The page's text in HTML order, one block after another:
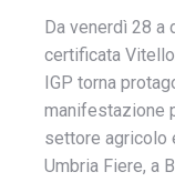
Da venerdì 28 a
certificata
IGP torna
manifestazione
settore agricolo
Umbria Fiere, a